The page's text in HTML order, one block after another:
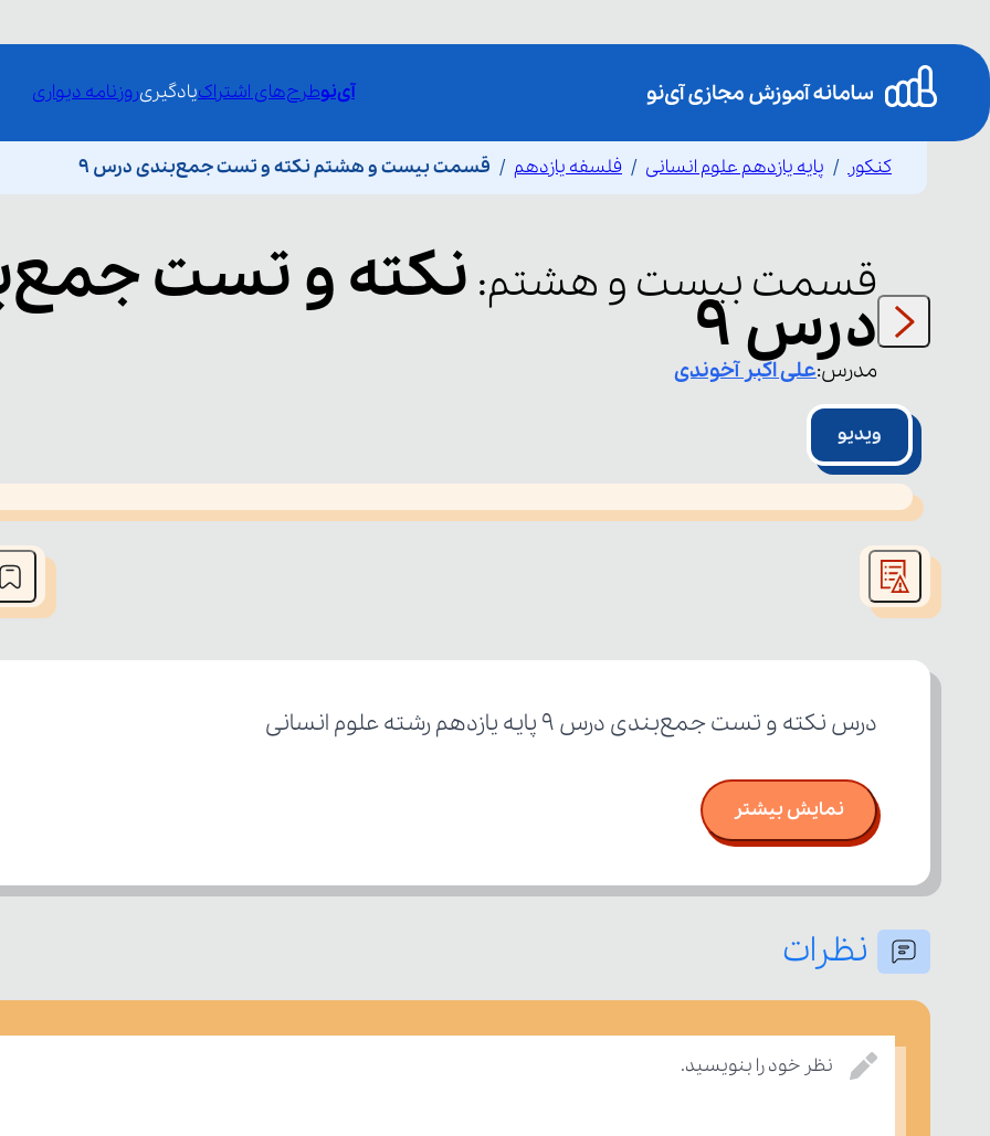
آی‌نوطرح‌های اشتراکیادگیریروزنامه دیواری
کنکور پایه یازدهم علوم انسانی فلسفه یازدهم قسمت بیست و هشتم نکته و تست جمع‌بندی درس ۹
قسمت بیست و هشتم: نکته و تست
درس ۹
مدرس:علی اکبر آخوندی
ویدیو
This
is
window.
درس نکته و تست جمع‌بندی درس ۹ پایه یازدهم رشته علوم انسانی
نمایش بیشتر
نظرات
نظر خود را بنویسید.